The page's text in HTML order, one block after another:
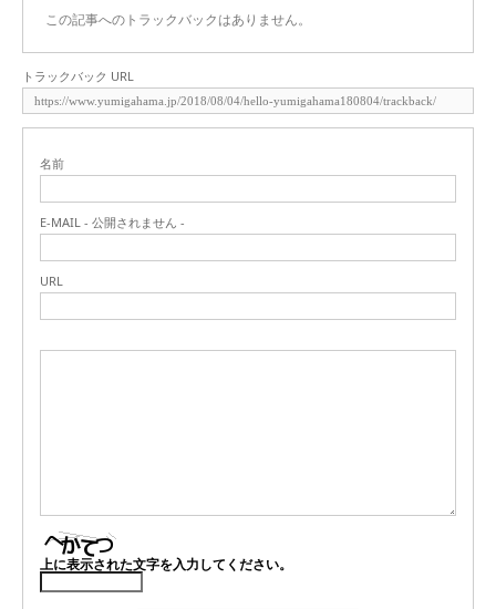
この記事へのトラックバックはありません。
トラックバック URL
名前
E-MAIL - 公開されません -
URL
上に表示された文字を入力してください。